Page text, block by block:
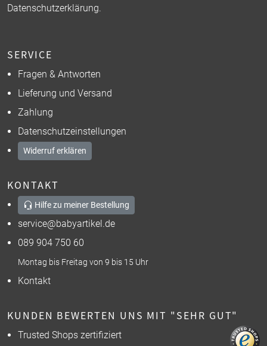
Datenschutzerklärung.
SERVICE
Fragen & Antworten
Lieferung und Versand
Zahlung
Datenschutzeinstellungen
Widerruf erklären
KONTAKT
Hilfe zu meiner Bestellung
service@babyartikel.de
089 904 750 60
Montag bis Freitag von 9 bis 15 Uhr
Kontakt
KUNDEN BEWERTEN UNS MIT "SEHR GUT"
Trusted Shops zertifiziert